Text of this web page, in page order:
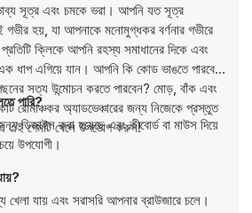
সূত্র এবং চমকে ভরা। আপনি যত সূত্র
হয়, যা আপনাকে মনোমুগ্ধকর বর্ণনার গভীরে
ক্লিকে আপনি রহস্য সমাধানের দিকে এবং
ধাপ এগিয়ে যান। আপনি কি কোড ভাঙতে পারবেন
সত্য উন্মোচন করতে পারবেন? মোড়, বাঁক এবং
রোমাঞ্চকর অ্যাডভেঞ্চারের জন্য নিজেকে প্রস্তুত
গেমটি খেলে উপভোগ করুন!
পারি?
ডিজাইন করা হয়েছে এবং কীবোর্ড বা মাউস দিয়ে
উপযোগী।
যায় এবং সরাসরি আপনার ব্রাউজারে চলে।